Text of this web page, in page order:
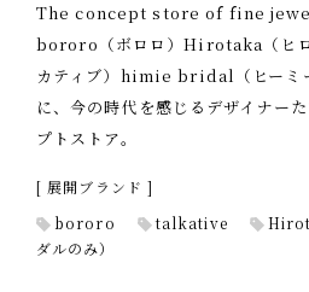
The concept store of fine
bororo（ボロロ）Hirotaka（ヒ
カティブ）himie bridal（ヒーミ
に、今の時代を感じるデザイナー
プトストア。
[ 展開ブランド ]
bororo
talkative
ダルのみ）